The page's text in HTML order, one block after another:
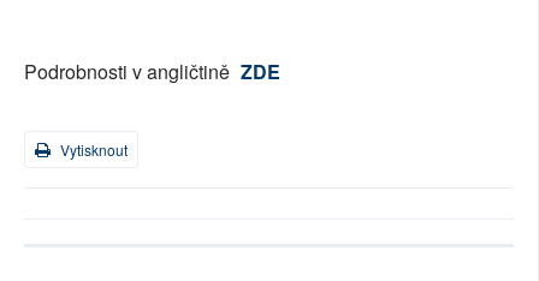
Podrobnosti v angličtině ZDE
Vytisknout